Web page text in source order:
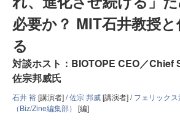
必要か？ MIT石井教授
る
対談ホスト：BIOTOPE CEO／
佐宗邦威氏
石井 裕[講演者] /佐宗 邦威[講演者] /フェリック
（Biz/Zine編集部） [編]